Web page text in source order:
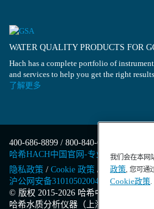
WATER QUALITY PRODUCTS FOR
Hach has a complete portfolio of
and services to help you get the right results.
了解更多
400-686-8899 / 800-840-6026
哈希HACH中国官网-专业水质分析仪
隐私政策 / Cookie 政策 / Cookie 设置/
沪公网安备31010502004971号/沪(浦)
© 版权 2015-2026 哈希中国版权所有
哈希水质分析仪器（上海）有限公司
我们会在本网
政策, 您可通
Cookie政策.